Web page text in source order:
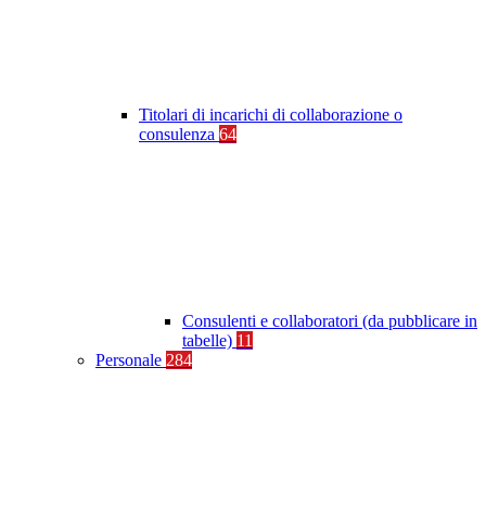
Titolari di incarichi di collaborazione o
consulenza 64
Consulenti e collaboratori (da pubblicare in
tabelle) 11
Personale 284